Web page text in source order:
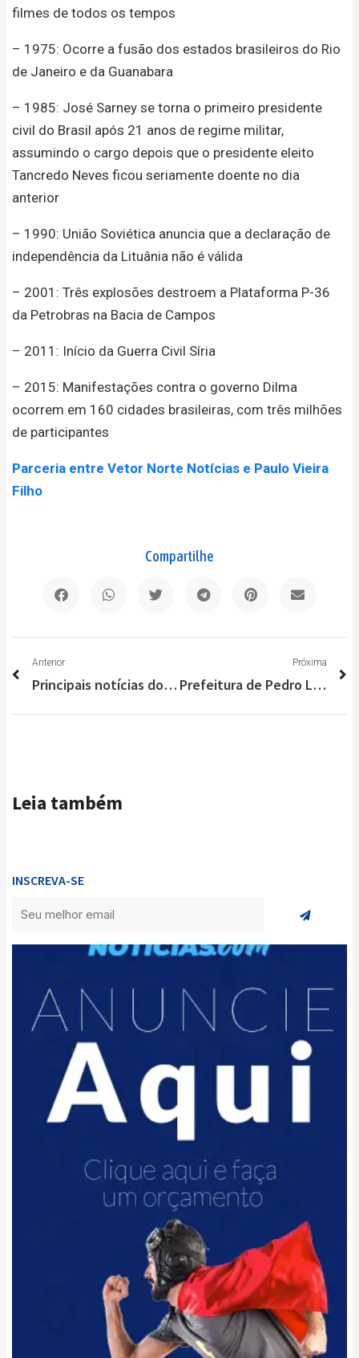
filmes de todos os tempos
– 1975: Ocorre a fusão dos estados brasileiros do Rio
de Janeiro e da Guanabara
– 1985: José Sarney se torna o primeiro presidente
civil do Brasil após 21 anos de regime militar,
assumindo o cargo depois que o presidente eleito
Tancredo Neves ficou seriamente doente no dia
anterior
– 1990: União Soviética anuncia que a declaração de
independência da Lituânia não é válida
– 2001: Três explosões destroem a Plataforma P-36
da Petrobras na Bacia de Campos
– 2011: Início da Guerra Civil Síria
– 2015: Manifestações contra o governo Dilma
ocorrem em 160 cidades brasileiras, com três milhões
de participantes
Parceria entre Vetor Norte Notícias e Paulo Vieira
Filho
Compartilhe
Anterior
Principais notícias do Brasil e do Mundo nesta sexta-feira (12/03)
Próxima
Prefeitura de Pedro Leopoldo divulga dados do “Vacinômetro”
Leia também
INSCREVA-SE